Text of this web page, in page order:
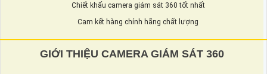
Chiết khấu camera giám sát 360 tốt nhất
Cam kết hàng chính hãng chất lượng
GIỚI THIỆU CAMERA GIÁM SÁT 360